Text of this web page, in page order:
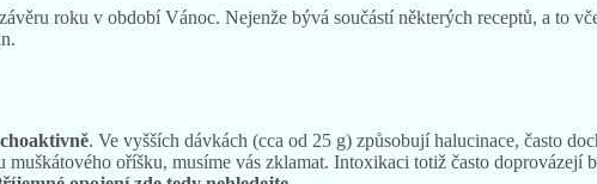
roku v období Vánoc. Nejenže bývá součástí některých receptů, a to
. Ve vyšších dávkách (cca od 25 g) způsobují halucinace, často